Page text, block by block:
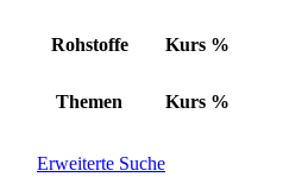
Rohstoffe Kurs %
Themen Kurs %
Erweiterte Suche